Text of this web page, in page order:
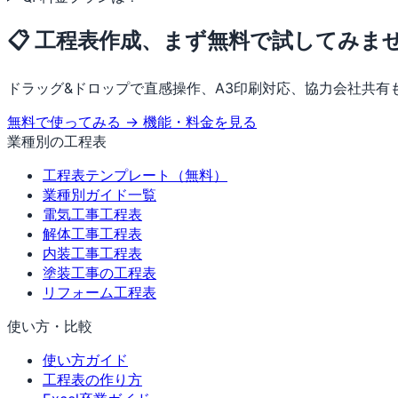
📋 工程表作成、まず無料で試してみま
ドラッグ&ドロップで直感操作、A3印刷対応、協力会社共有
無料で使ってみる → 機能・料金を見る
業種別の工程表
工程表テンプレート（無料）
業種別ガイド一覧
電気工事工程表
解体工事工程表
内装工事工程表
塗装工事の工程表
リフォーム工程表
使い方・比較
使い方ガイド
工程表の作り方